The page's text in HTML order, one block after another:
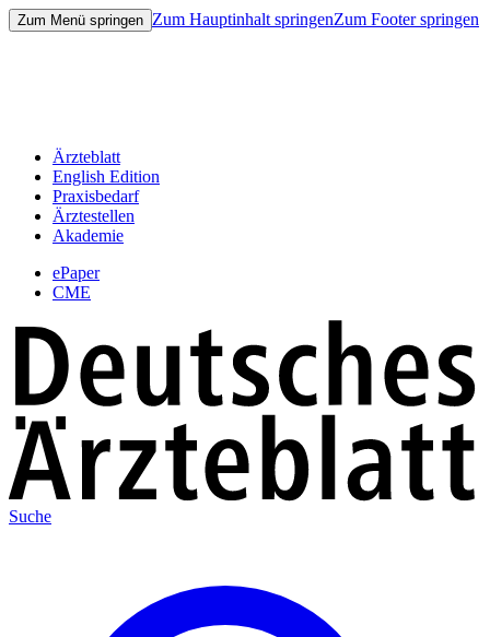
Zum Menü springen Zum Hauptinhalt springenZum Footer springen
Ärzteblatt
English Edition
Praxisbedarf
Ärztestellen
Akademie
ePaper
CME
Suche